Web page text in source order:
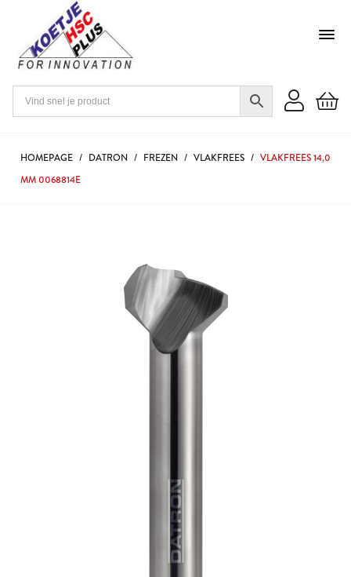
HOMEPAGE / DATRON / FREZEN / VLAKFREES / VLAKFREES 14,0
MM 0068814E